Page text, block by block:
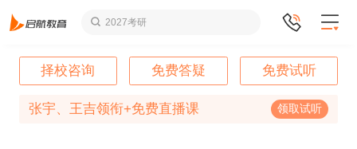
2027考研
择校咨询 免费答疑 免费试听
张宇、王吉领衔+免费直播课 领取试听